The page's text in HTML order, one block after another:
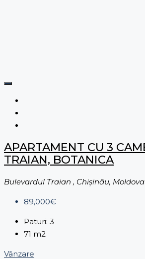
APARTAMENT CU 3
TRAIAN, BOTANICA
Bulevardul Traian , Chișinău, Moldova
89,000€
Paturi: 3
71 m2
Vânzare